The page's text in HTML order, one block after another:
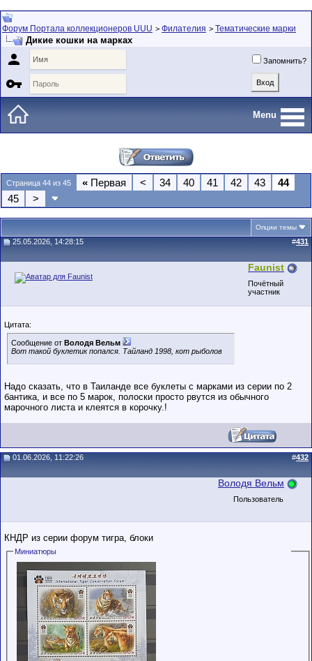
Форум Портала коллекционеров UUU > Филателия > Тематические марки
Дикие кошки на марках
 Запомнить?

Menu
Страница 44 из 45 « Первая < 34 40 41 42 43
44
45
>
Опции темы
25.05.2026, 14:28:15 #431
Faunist
Почётный
участник
Цитата:
Сообщение от Володя Вельм
Вот такой буклетик попался. Тайланд 1998, кот рыболов
Надо сказать, что в Таиланде все буклеты с марками из серии по 2
бантика, и все по 5 марок, полоски просто рвутся из обычного
марочного листа и клеятся в корочку.!
01.06.2026, 11:22:26 #432
Володя Вельм
Пользователь
КНДР из серии форум тигра, блоки
Миниатюры